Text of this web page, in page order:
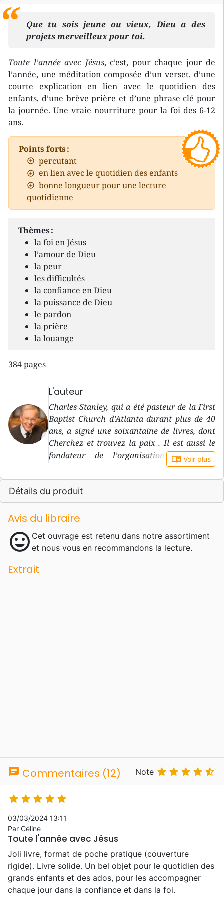
Que tu sois jeune ou vieux, Dieu a des
projets merveilleux pour toi.
Toute l’année avec Jésus, c’est, pour chaque jour de
l’année, une méditation composée d’un verset, d’une
courte explication en lien avec le quotidien des
enfants, d’une brève prière et d’une phrase clé pour
la journée. Une vraie nourriture pour la foi des 6-12
ans.
Points forts :
percutant
en lien avec le quotidien des enfants
bonne longueur pour une lecture
quotidienne
Thèmes :
la foi en Jésus
l’amour de Dieu
la peur
les difficultés
la confiance en Dieu
la puissance de Dieu
le pardon
la prière
la louange
384 pages
L'auteur
Charles Stanley, qui a été pasteur de la First
Baptist Church d’Atlanta durant plus de 40
ans, a signé une soixantaine de livres, dont
Cherchez et trouvez la paix . Il est aussi le
fondateur de l’organisation In Touch
Ministries qui diffuse des messages par le
biais de la radio, de la télévision et
d’Internet.
book_open Voir plus
Détails du produit
Avis du libraire
mood Cet ouvrage est retenu dans notre assortiment
et nous vous en recommandons la lecture.
Extrait
chat Commentaires (12) Note     
    
03/03/2024 13:11
Par Céline
Toute l'année avec Jésus
Joli livre, format de poche pratique (couverture
rigide). Livre solide. Un bel objet pour le quotidien des
grands enfants et des ados, pour les accompagner
chaque jour dans la confiance et dans la foi.